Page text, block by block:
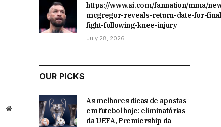
Website
https://www.si.com/fannation/mma/
mcgregor-reveals-return-date-for-
fight-following-knee-injury
July 28, 2026
OUR PICKS
As melhores dicas de apostas
em futebol hoje: eliminatórias
da UEFA, Premiership da